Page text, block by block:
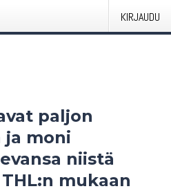
KIRJAUDU
paljon
ja moni
niistä
mukaan